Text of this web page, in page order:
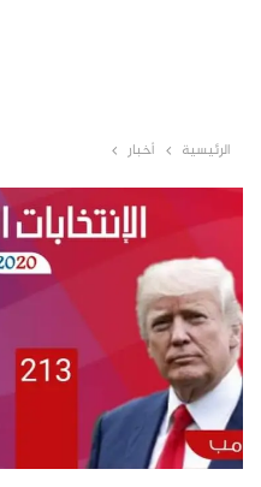
الرئيسية أخبار